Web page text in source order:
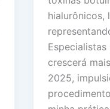
hialurônicos,
crescerá
2025,